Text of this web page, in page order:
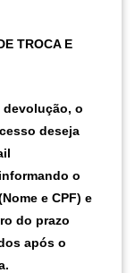
TROCA E
devolução, o
deseja
o
e CPF) e
do prazo
após o